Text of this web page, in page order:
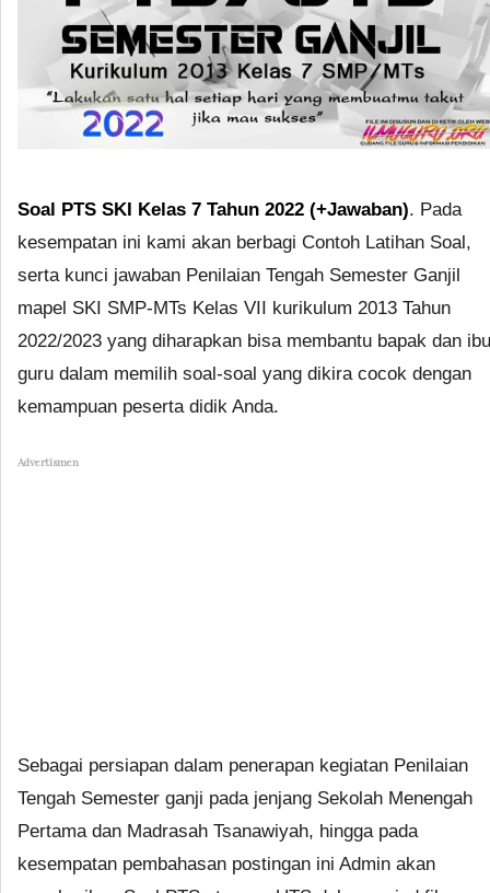
Soal PTS SKI Kelas 7 Tahun 2022 (+Jawaban). Pada
kesempatan ini kami akan berbagi Contoh Latihan Soal,
serta kunci jawaban Penilaian Tengah Semester Ganjil
mapel SKI SMP-MTs Kelas VII kurikulum 2013 Tahun
2022/2023 yang diharapkan bisa membantu bapak dan ibu
guru dalam memilih soal-soal yang dikira cocok dengan
kemampuan peserta didik Anda.
Advertismen
Sebagai persiapan dalam penerapan kegiatan Penilaian
Tengah Semester ganji pada jenjang Sekolah Menengah
Pertama dan Madrasah Tsanawiyah, hingga pada
kesempatan pembahasan postingan ini Admin akan